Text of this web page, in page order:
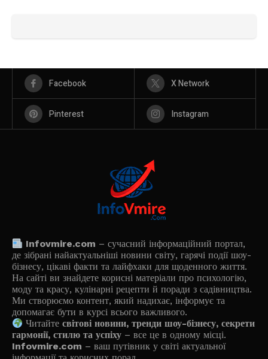
Facebook X Network
Pinterest Instagram
Infovmire.com – сучасний інформаційний портал,
де зібрані найактуальніші новини світу, гарячі події шоу-
бізнесу, цікаві факти та лайфхаки для щоденного життя.
На сайті ви знайдете корисні матеріали про психологію,
моду та красу, кулінарні рецепти й поради з садівництва.
Ми створюємо контент, який надихає, інформує та
допомагає бути в курсі всього важливого.
Читайтесвітові новини, тренди шоу-бізнесу, секрети
гармонії, стилю та успіху – все це в одному місці.
Infovmire.com – ваш путівник у світі актуальної